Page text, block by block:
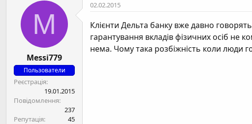
M
Messi779
Пользователи
Реєстрація
19.01.2015
Повідомлення
237
Репутація
45
02.02.2015
Клієнти Дельта банку вже давно
гарантування вкладів фізичних осіб не
нема. Чому така розбіжність коли люди